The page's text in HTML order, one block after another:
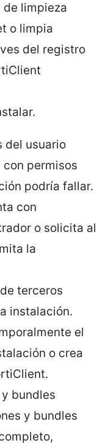
de limpieza
o limpia
del registro
del usuario
con permisos
podría fallar.
con
o solicita al
la
terceros
instalación.
el
o crea
bundles
y bundles